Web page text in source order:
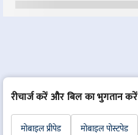
रीचार्ज करें और बिल का भुगतान करें
मोबाइल प्रीपेड मोबाइल पोस्टपेड